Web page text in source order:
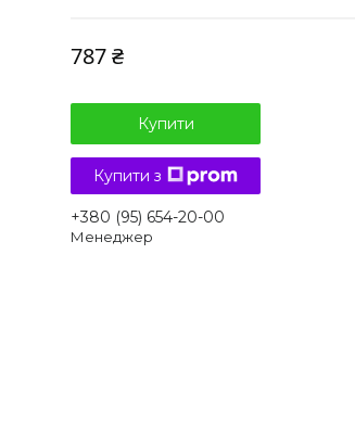
787 ₴
Купити
Купити з
+380 (95) 654-20-00
Менеджер